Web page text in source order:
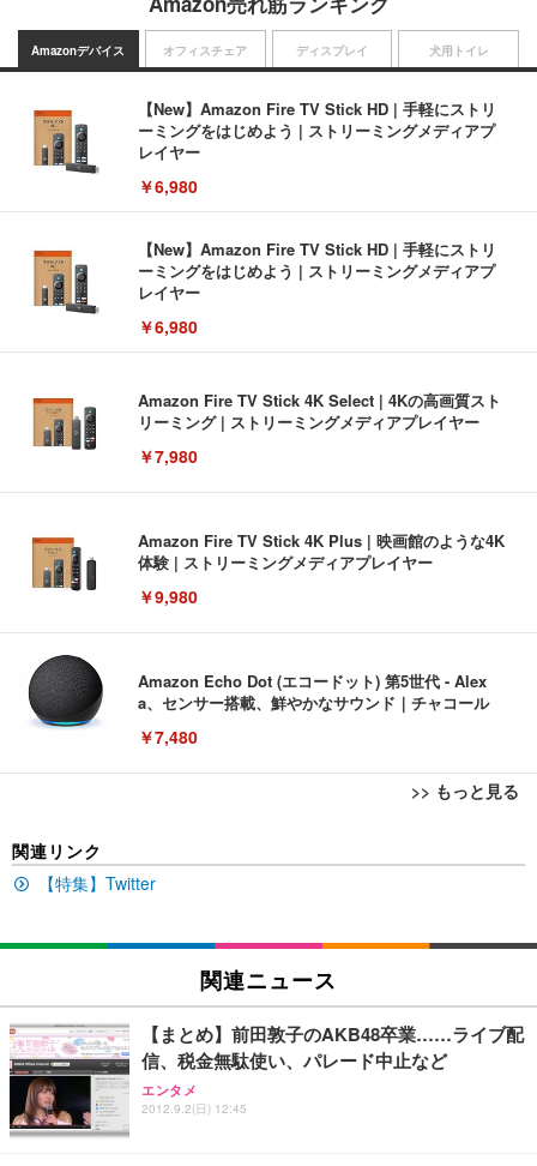
Amazonデバイス
【New】Amazon Fire TV Stick HD | 手軽にストリ
ーミングをはじめよう | ストリーミングメディアプ
レイヤー
￥6,980
【New】Amazon Fire TV Stick HD | 手軽にストリ
ーミングをはじめよう | ストリーミングメディアプ
レイヤー
￥6,980
Amazon Fire TV Stick 4K Select | 4Kの高画質スト
リーミング | ストリーミングメディアプレイヤー
￥7,980
Amazon Fire TV Stick 4K Plus | 映画館のような4K
体験 | ストリーミングメディアプレイヤー
￥9,980
Amazon Echo Dot (エコードット) 第5世代 - Alex
a、センサー搭載、鮮やかなサウンド｜チャコール
￥7,480
>> もっと見る
オフィスチェア
い 跳ね上げ式アームレスト コンパクト 約105度ロッ
キング pc 事務椅子 360度回転 座面昇降 強化ナイロ
SIHOO B100 オフィスチェア／デスクチェア メッシ
ュチェア 人間工学 疲れない ブラック
￥27,999
Sezlife オフィスチェア デスクチェア 疲れない テレ
ディスプレイ
EV3240X-WT | 31.5型4K UHD・USB Type-C・ホワ
イト
EIZO ビジネス向けプレミアムモニター | FlexScan
EV2740X-WT | 27.0型4K UHD・USB Type-C・ホワ
イト
￥109,572
犬用トイレ
回使い捨て 無香料 ホワイト 300枚
Amazonベーシック ペットシーツ 厚型 ワイド 42枚
x2袋(84枚) ホワイト(吸収面:ライトブルー)
￥3,234
関連リンク
【特集】Twitter
関連ニュース
【まとめ】前田敦子のAKB48卒業……ライブ配
信、税金無駄使い、パレード中止など
エンタメ
2012.9.2(日) 12:45